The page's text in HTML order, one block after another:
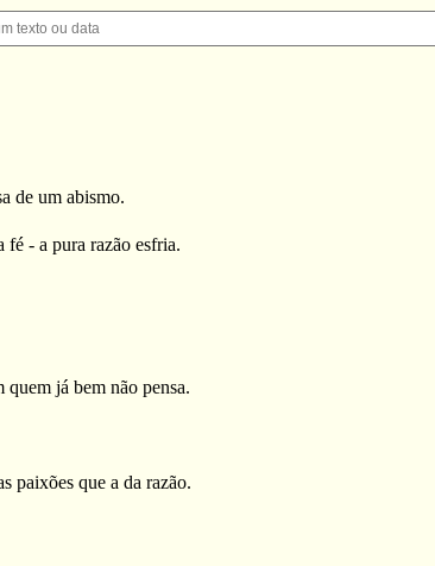
de um abismo.
- a pura razão esfria.
já bem não pensa.
paixões que a da razão.